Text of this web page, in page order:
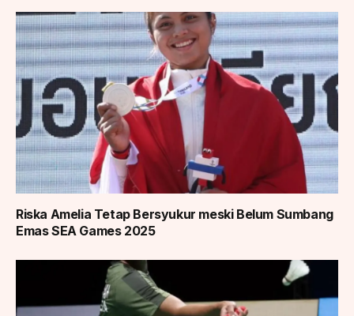
Riska Amelia Tetap Bersyukur meski Belum Sumbang
Emas SEA Games 2025